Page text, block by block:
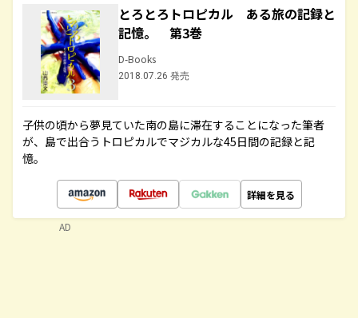
とろとろトロピカル ある旅の記録と
記憶。 第3巻
D-Books
2018.07.26 発売
子供の頃から夢見ていた南の島に滞在することになった筆者
が、島で出合うトロピカルでマジカルな45日間の記録と記
憶。
詳細を見る
AD